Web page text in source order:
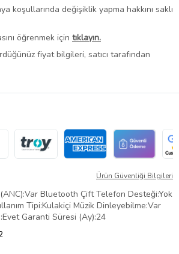
koşullarında değişiklik yapma hakkını saklı
öğrenmek için tıklayın.
fiyat bilgileri, satıcı tarafından
Ürün Güvenliği Bilgileri
Bluetooth Çift Telefon Desteği:Yok
Tipi:Kulakiçi Müzik Dinleyebilme:Var
Garanti Süresi (Ay):24